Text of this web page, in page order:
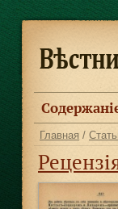
Главная /